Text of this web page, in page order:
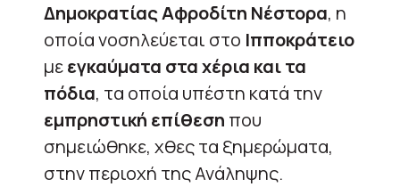
Δημοκρατίας Αφροδίτη Νέστορα, η
οποία νοσηλεύεται στο Ιπποκράτειο
μεεγκαύματα στα χέρια και τα
πόδια, τα οποία υπέστη κατά την
εμπρηστική επίθεση που
σημειώθηκε, χθες τα ξημερώματα,
στην περιοχή της Ανάληψης.